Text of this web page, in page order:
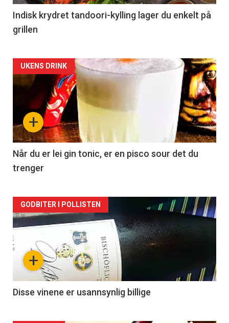
Indisk krydret tandoori-kylling lager du enkelt på
grillen
Forsiden
akkurat
nå
-
2
+
UKENS DRINK
Når du er lei gin tonic, er en pisco sour det du
trenger
Forsiden
akkurat
nå
3
+
GODBITER I POLLISTEN
Disse vinene er usannsynlig billige